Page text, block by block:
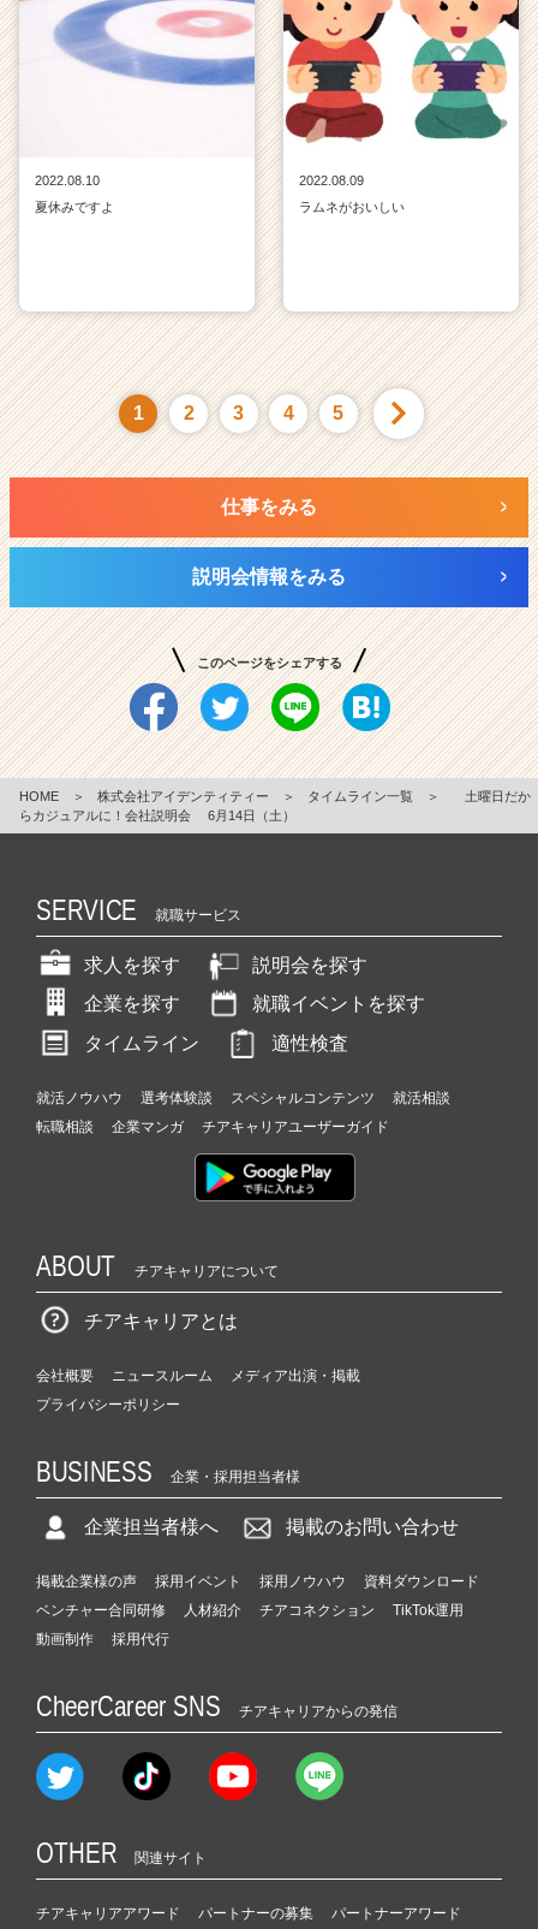
2022.08.10
夏休みですよ
2022.08.09
ラムネがおいしい
1 2 3 4 5
仕事をみる
説明会情報をみる
このページをシェアする
HOME ＞ 株式会社アイデンティティー ＞ タイムライン一覧 ＞
土曜日だか
らカジュアルに！会社説明会 6月14日（土）
SERVICE 就職サービス
求人を探す
説明会を探す
企業を探す
就職イベントを探す
タイムライン
適性検査
就活ノウハウ 選考体験談 スペシャルコンテンツ
就活相談
転職相談
企業マンガ チアキャリアユーザーガイド
ABOUT チアキャリアについて
チアキャリアとは
会社概要 ニュースルーム
メディア出演・掲載
プライバシーポリシー
BUSINESS 企業・採用担当者様
企業担当者様へ 掲載のお問い合わせ
掲載企業様の声 採用イベント 採用ノウハウ
資料ダウンロード
ベンチャー合同研修
人材紹介 チアコネクション
TikTok運用
動画制作
採用代行
CheerCareer SNS チアキャリアからの発信
OTHER 関連サイト
チアキャリアアワード パートナーの募集 パートナーアワード